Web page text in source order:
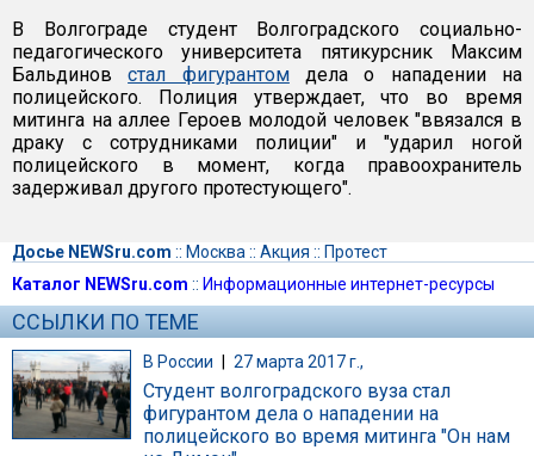
В Волгограде студент Волгоградского социально-
педагогического университета пятикурсник Максим
Бальдиновстал фигурантомдела о нападении на
полицейского. Полиция утверждает, что во время
митинга на аллее Героев молодой человек "ввязался в
драку с сотрудниками полиции" и "ударил ногой
полицейского в момент, когда правоохранитель
задерживал другого протестующего".
Досье NEWSru.com :: Москва :: Акция :: Протест
Каталог NEWSru.com :: Информационные интернет-ресурсы
ССЫЛКИ ПО ТЕМЕ
В России | 27 марта 2017 г.,
Студент волгоградского вуза стал
фигурантом дела о нападении на
полицейского во время митинга "Он нам